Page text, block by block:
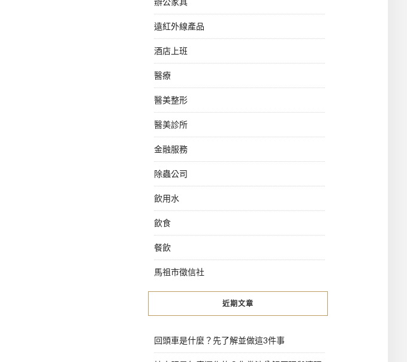
遠紅外線產品
酒店上班
醫療
醫美整形
醫美診所
金融服務
除蟲公司
飲用水
飲食
餐飲
馬祖市徵信社
近期文章
回頭車是什麼？先了解並做這3件事